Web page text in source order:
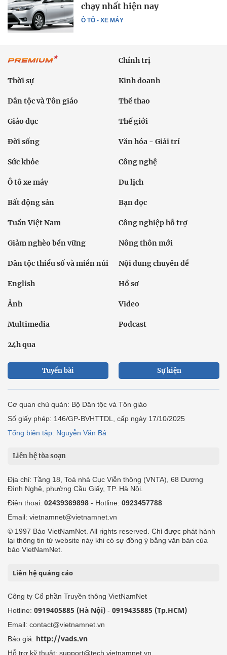
Ô TÔ - XE MÁY
chạy nhất hiện nay
Chính trị
Thời sự Kinh doanh
Dân tộc và Tôn giáo Thể thao
Giáo dục Thế giới
Đời sống Văn hóa - Giải trí
Sức khỏe Công nghệ
Ô tô xe máy Du lịch
Bất động sản Bạn đọc
Tuần Việt Nam Công nghiệp hỗ trợ
Giảm nghèo bền vững Nông thôn mới
Dân tộc thiểu số và miền núi Nội dung chuyên đề
English Hồ sơ
Ảnh Video
Multimedia Podcast
24h qua
Tuyến bài Sự kiện
Cơ quan chủ quản: Bộ Dân tộc và Tôn giáo
Số giấy phép: 146/GP-BVHTTDL, cấp ngày 17/10/2025
Tổng biên tập: Nguyễn Văn Bá
Liên hệ tòa soạn
Địa chỉ: Tầng 18, Toà nhà Cục Viễn thông (VNTA), 68 Dương
Đình Nghệ, phường Cầu Giấy, TP. Hà Nội.
Điện thoại: 02439369898 - Hotline: 0923457788
Email: vietnamnet@vietnamnet.vn
© 1997 Báo VietNamNet. All rights reserved. Chỉ được phát hành
lại thông tin từ website này khi có sự đồng ý bằng văn bản của
báo VietNamNet.
Liên hệ quảng cáo
Công ty Cổ phần Truyền thông VietNamNet
Hotline: 0919405885 (Hà Nội) - 0919435885 (Tp.HCM)
Email: contact@vietnamnet.vn
Báo giá: http://vads.vn
Hỗ trợ kỹ thuật: support@tech.vietnamnet.vn